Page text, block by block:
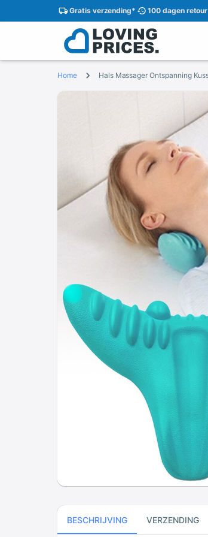
Gratisverzending* 100 dagenretour
Home
BESCHRIJVING VERZENDING